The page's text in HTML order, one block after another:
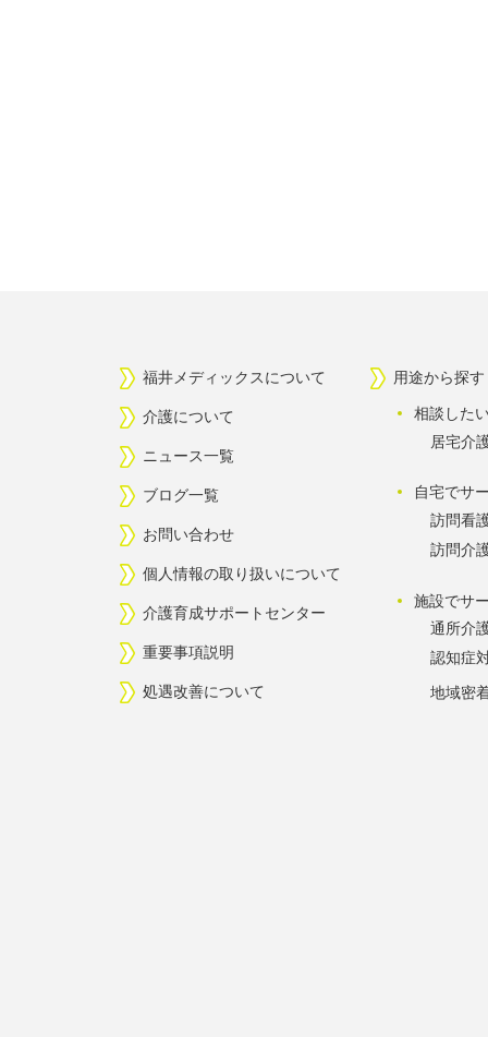
福井メディックスについて
介護について
ニュース一覧
ブログ一覧
お問い合わせ
個人情報の取り扱いについて
介護育成サポートセンター
重要事項説明
処遇改善について
用途から探す
相談した
居宅介
自宅でサ
訪問看
訪問介
施設でサ
通所介
認知症
地域密